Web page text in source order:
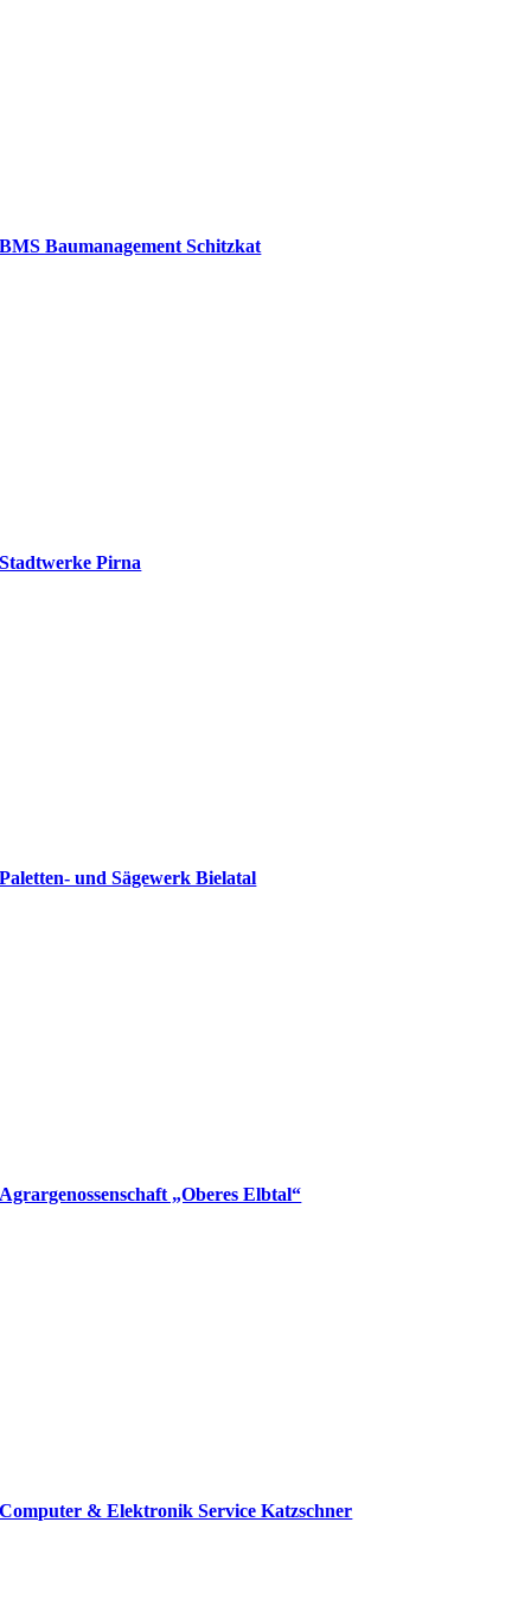
BMS Baumanagement Schitzkat
Stadtwerke Pirna
Paletten- und Sägewerk Bielatal
Agrargenossenschaft „Oberes Elbtal“
Computer & Elektronik Service Katzschner